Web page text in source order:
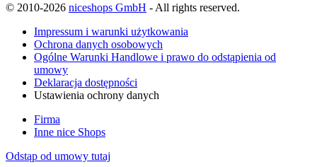
© 2010-2026 niceshops GmbH - All rights reserved.
Impressum i warunki użytkowania
Ochrona danych osobowych
Ogólne Warunki Handlowe i prawo do odstąpienia od
umowy
Deklaracja dostępności
Ustawienia ochrony danych
Firma
Inne nice Shops
Odstąp od umowy tutaj